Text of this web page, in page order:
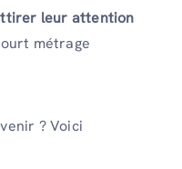
leur attention
métrage
? Voici